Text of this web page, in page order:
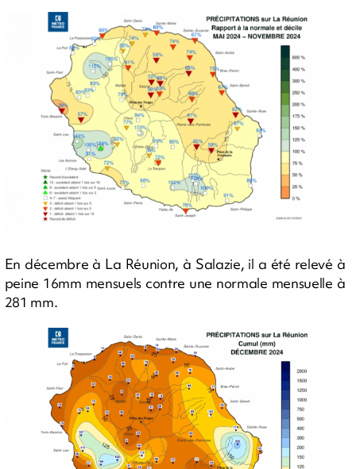
En décembre à La Réunion, à Salazie, il a été relevé à
peine 16mm mensuels contre une normale mensuelle à
281 mm.